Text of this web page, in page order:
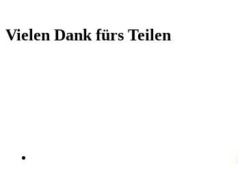
Vielen Dank fürs Teilen